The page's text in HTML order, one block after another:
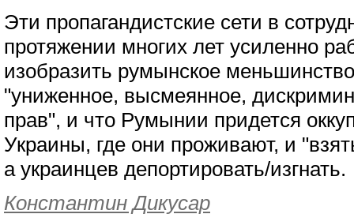
Эти пропагандистские сети в
протяжении многих лет усиленно
изобразить румынское
"униженное, высмеянное,
прав", и что Румынии придется
Украины, где они проживают, и
а украинцев депортировать/изгнать.
Константин Дикусар